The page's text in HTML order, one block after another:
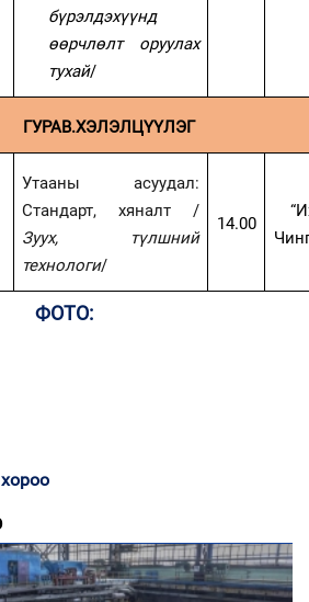
бүрэлдэхүүнд
өөрчлөлт оруулах
тухай/
ГУРАВ.ХЭЛЭЛЦҮҮЛЭГ
Утааны асуудал:
Стандарт, хяналт /
Зуух, түлшний
технологи/
14.00
ФОТО: